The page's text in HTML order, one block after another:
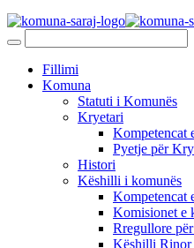
Fillimi
Komuna
Statuti i Komunës
Kryetari
Kompetencat
Pyetje për
Histori
Këshilli i komunës
Kompetencat
Komisionet e
Rregullore
Këshilli Rinor